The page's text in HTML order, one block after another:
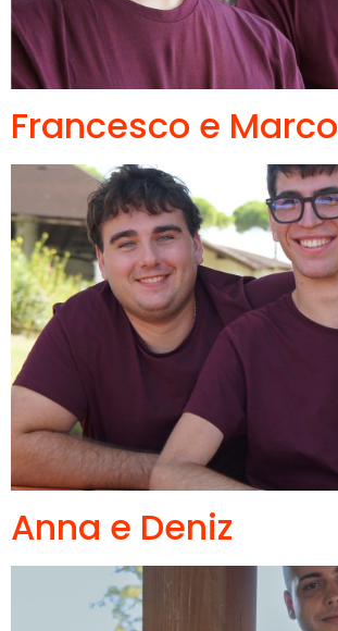
Francesco e Marco
Anna e Deniz